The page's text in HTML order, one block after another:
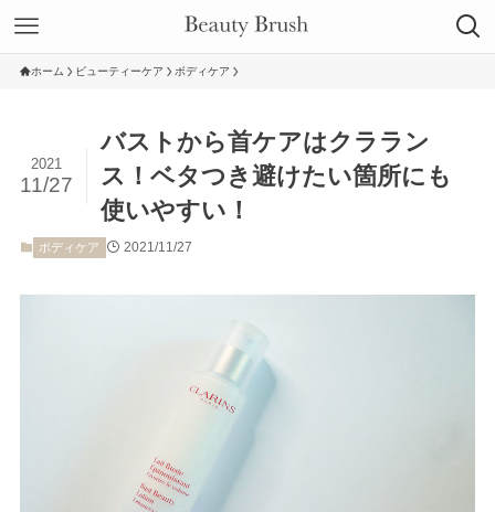
ホーム ビューティーケア ボディケア
バストから首ケアはクララン
ス！ベタつき避けたい箇所にも
使いやすい！
2021
11/27
ボディケア 2021/11/27